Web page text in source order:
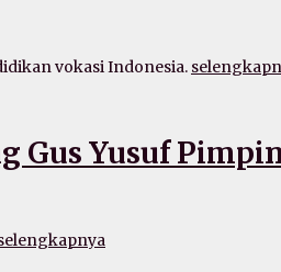
vokasi Indonesia.
Gus Yusuf